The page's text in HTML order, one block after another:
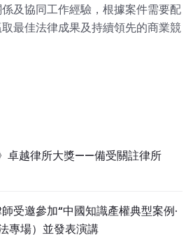
及協同工作經驗，根據案件需要配
最佳法律成果及持續領先的商業競
卓越律所大獎——備受關註律所
受邀參加“中國知識產權典型案例·
專場）並發表演講